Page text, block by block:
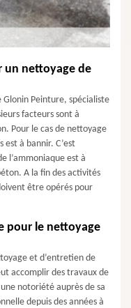
un nettoyage de
Glonin Peinture, spécialiste
facteurs sont à
Pour le cas de nettoyage
est à bannir. C’est
l’ammoniaque est à
A la fin des activités
être opérés pour
pour le nettoyage
et d’entretien de
accomplir des travaux de
notoriété auprès de sa
depuis des années à